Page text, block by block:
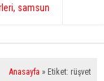
Anasayfa » Etiket: rüşvet